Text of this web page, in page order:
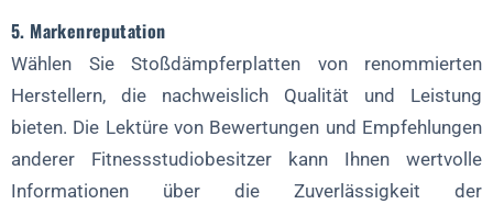
5. Markenreputation
Wählen Sie Stoßdämpferplatten von renommierten
Herstellern, die nachweislich Qualität und Leistung
bieten. Die Lektüre von Bewertungen und Empfehlungen
anderer Fitnessstudiobesitzer kann Ihnen wertvolle
Informationen über die Zuverlässigkeit der